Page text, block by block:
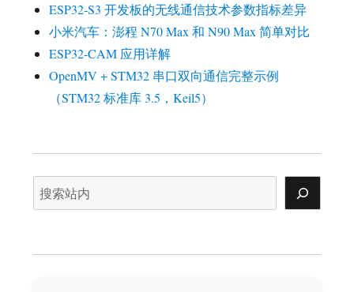
ESP32‑S3 开发板的无线通信技术参数指标差异
小米汽车：澎程 N70 Max 和 N90 Max 简单对比
ESP32‑CAM 应用详解
OpenMV + STM32 串口双向通信完整示例
（STM32 标准库 3.5，Keil5）
搜
索